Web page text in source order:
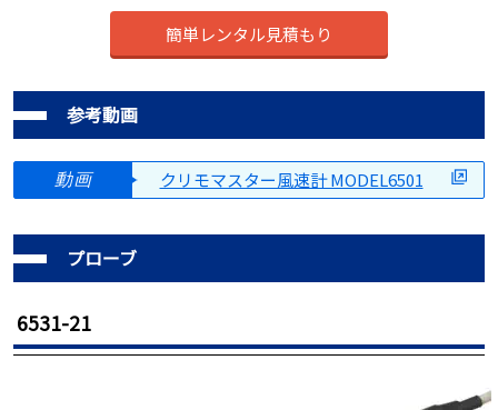
簡単レンタル見積もり
参考動画
動画 クリモマスター風速計 MODEL6501
プローブ
6531-21